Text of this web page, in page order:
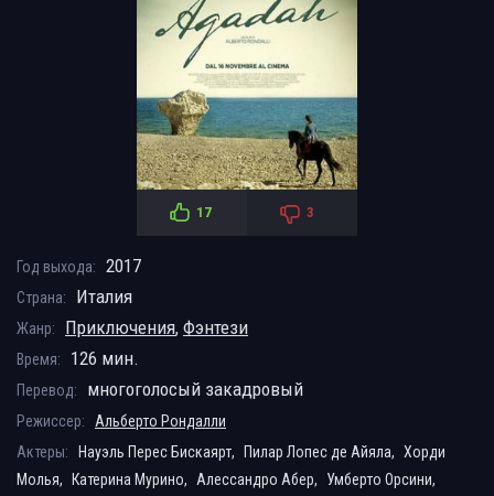
17 3
Год выхода: 2017
Страна: Италия
Жанр: Приключения, Фэнтези
Время: 126 мин.
Перевод: многоголосый закадровый
Режиссер:
Альберто Рондалли
Актеры:
Науэль Перес Бискаярт, Пилар Лопес де Айяла, Хорди
Молья,
Катерина Мурино, Алессандро Абер,
Умберто Орсини,